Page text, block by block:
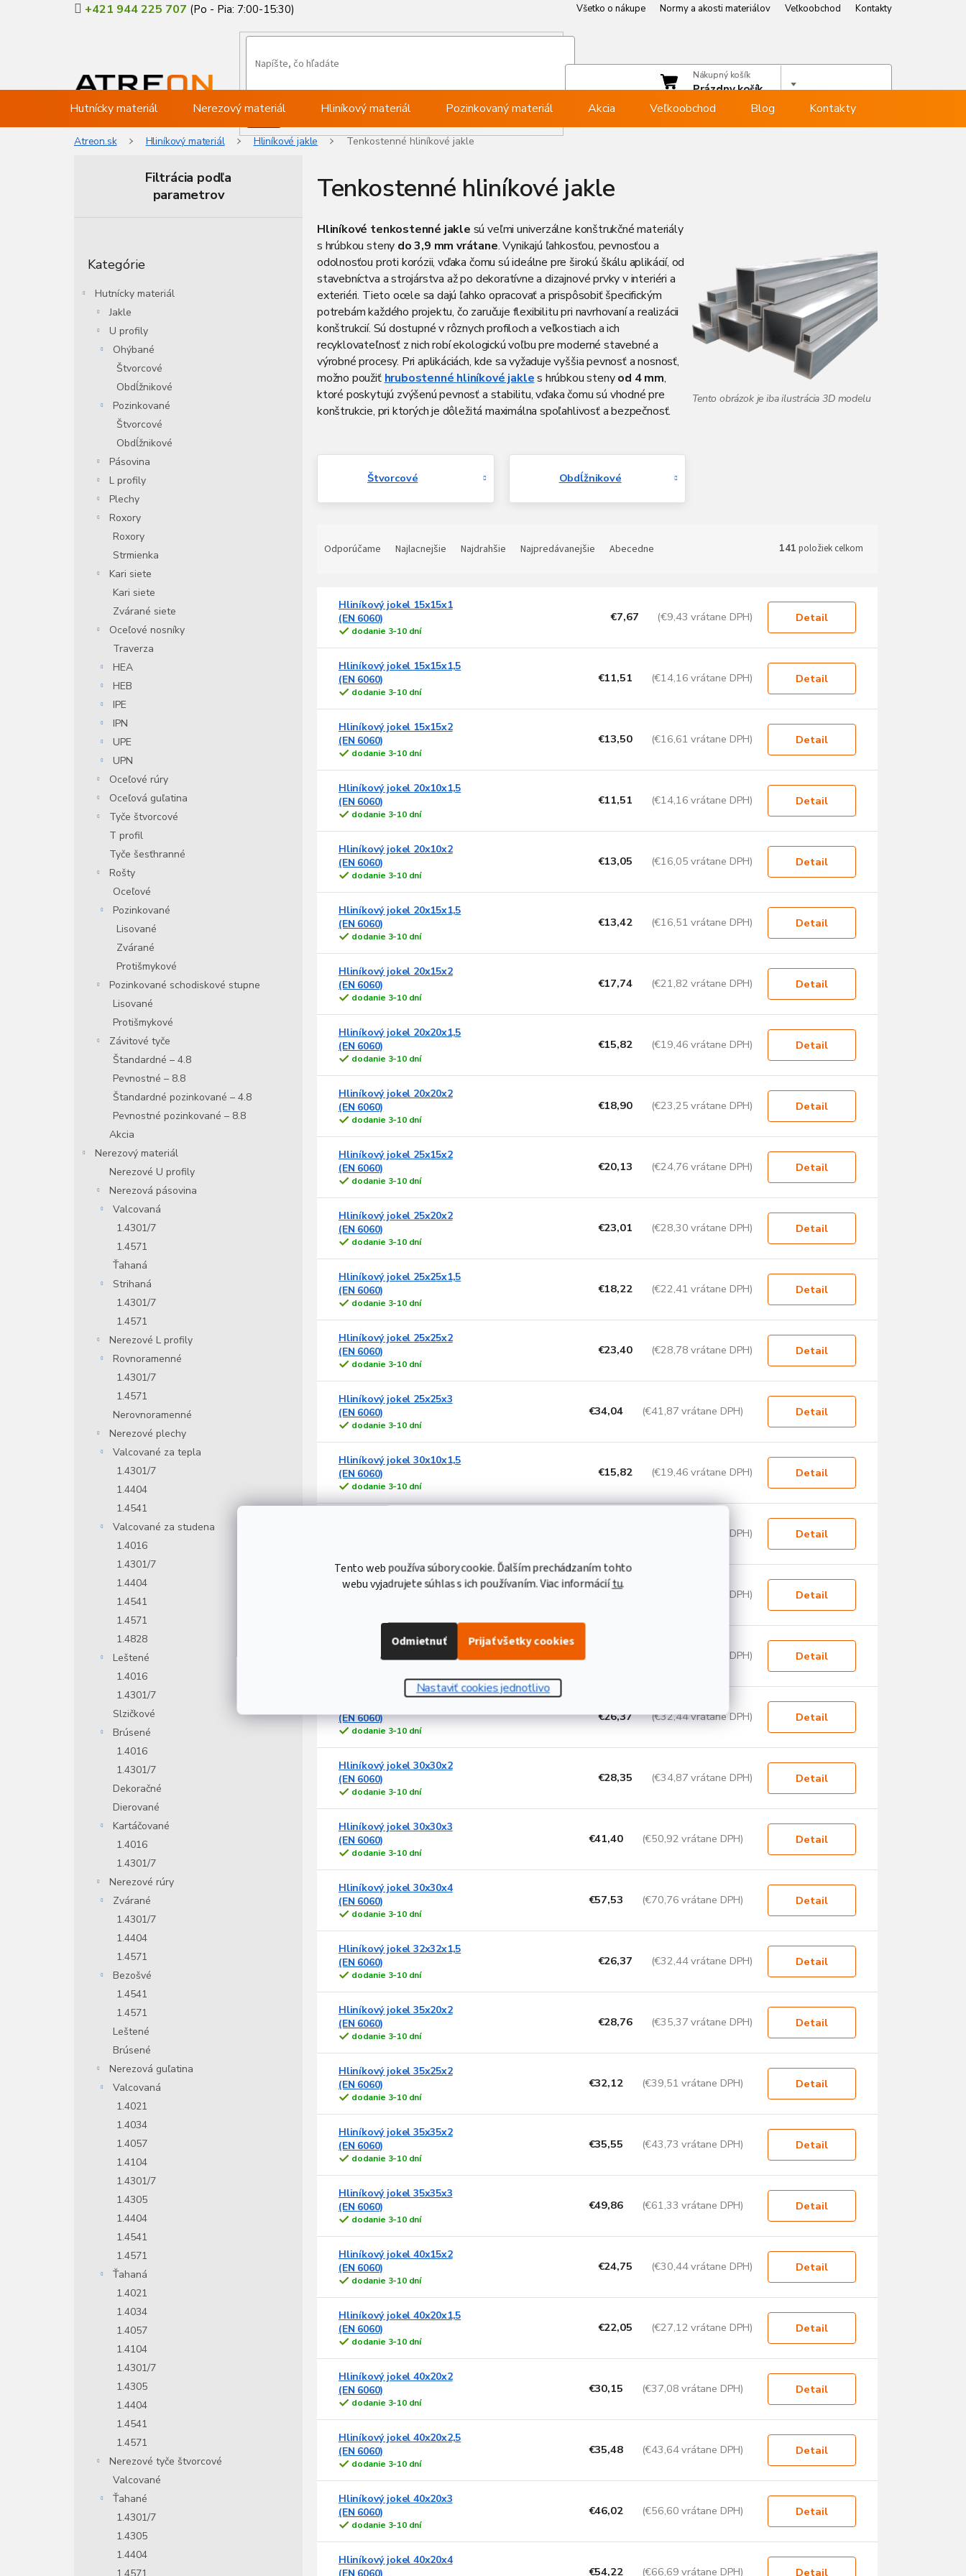
Tento web používa súbory cookie. Ďalším prechádzaním tohto
webu vyjadrujete súhlas s ich používaním. Viac informáciítu.
Nastaviť cookies jednotlivo
Odmietnuť Prijať všetky cookies
+421 944 225 707 Všetko o nákupe Normy a akosti materiálov Veľkoobchod
Kontakty
Prihlásiť sa
Nákupný košík
Prázdny košík
Hutnícky materiál Nerezový materiál Hliníkový materiál Pozinkovaný materiál Akcia Veľkoobchod Blog Kontakty
Atreon.sk Hliníkový materiál Hliníkové jakle Tenkostenné hliníkové jakle
Filtrácia podľa
parametrov
kategórie
Kategórie
Hutnícky materiál
Jakle
U profily
Ohýbané
Štvorcové
Obdĺžnikové
Pozinkované
Štvorcové
Obdĺžnikové
Pásovina
L profily
Plechy
Roxory
Roxory
Strmienka
Kari siete
Kari siete
Zvárané siete
Oceľové nosníky
Traverza
HEA
HEB
IPE
IPN
UPE
UPN
Oceľové rúry
Oceľová guľatina
Tyče štvorcové
T profil
Tyče šesťhranné
Rošty
Oceľové
Pozinkované
Lisované
Zvárané
Protišmykové
Pozinkované schodiskové stupne
Lisované
Protišmykové
Závitové tyče
Štandardné – 4.8
Pevnostné – 8.8
Štandardné pozinkované – 4.8
Pevnostné pozinkované – 8.8
Akcia
Nerezový materiál
Nerezové U profily
Nerezová pásovina
Valcovaná
1.4301/7
1.4571
Ťahaná
Strihaná
1.4301/7
1.4571
Nerezové L profily
Rovnoramenné
1.4301/7
1.4571
Nerovnoramenné
Nerezové plechy
Valcované za tepla
1.4301/7
1.4404
1.4541
Valcované za studena
1.4016
1.4301/7
1.4404
1.4541
1.4571
1.4828
Leštené
1.4016
1.4301/7
Slzičkové
Brúsené
1.4016
1.4301/7
Dekoračné
Dierované
Kartáčované
1.4016
1.4301/7
Nerezové rúry
Zvárané
1.4301/7
1.4404
1.4571
Bezošvé
1.4541
1.4571
Leštené
Brúsené
Nerezová guľatina
Valcovaná
1.4021
1.4034
1.4057
1.4104
1.4301/7
1.4305
1.4404
1.4541
1.4571
Ťahaná
1.4021
1.4034
1.4057
1.4104
1.4301/7
1.4305
1.4404
1.4541
1.4571
Nerezové tyče štvorcové
Valcované
Ťahané
1.4301/7
1.4305
1.4404
Tenkostenné hliníkové jakle
Hliníkové tenkostenné jakle sú veľmi univerzálne konštrukčné materiály
s hrúbkou steny do 3,9 mm vrátane. Vynikajú ľahkosťou, pevnosťou a
odolnosťou proti korózii, vďaka čomu sú ideálne pre širokú škálu aplikácií, od
stavebníctva a strojárstva až po dekoratívne a dizajnové prvky v interiéri a
exteriéri. Tieto ocele sa dajú ľahko opracovať a prispôsobiť špecifickým
potrebám každého projektu, čo zaručuje flexibilitu pri navrhovaní a realizácii
konštrukcií. Sú dostupné v rôznych profiloch a veľkostiach a ich
recyklovateľnosť z nich robí ekologickú voľbu pre moderné stavebné a
výrobné procesy. Pri aplikáciách, kde sa vyžaduje vyššia pevnosť a nosnosť,
možno použiť hrubostenné hliníkové jakles hrúbkou stenyod 4 mm,
ktoré poskytujú zvýšenú pevnosť a stabilitu, vďaka čomu sú vhodné pre
konštrukcie, pri ktorých je dôležitá maximálna spoľahlivosť a bezpečnosť.
Štvorcové Obdĺžnikové
u
v
Odporúčame Najlacnejšie Najdrahšie Najpredávanejšie Abecedne 141 položiek celkom
o
t
Hliníkový jokel 15x15x1
(EN 6060)
dodanie 3-10 dní
€7,67 (€9,43 vrátane DPH) Detail
Hliníkový jokel 15x15x1,5
(EN 6060)
dodanie 3-10 dní
€11,51 (€14,16 vrátane DPH) Detail
Hliníkový jokel 15x15x2
(EN 6060)
dodanie 3-10 dní
€13,50 (€16,61 vrátane DPH) Detail
Hliníkový jokel 20x10x1,5
(EN 6060)
dodanie 3-10 dní
€11,51 (€14,16 vrátane DPH) Detail
Hliníkový jokel 20x10x2
(EN 6060)
dodanie 3-10 dní
€13,05 (€16,05 vrátane DPH) Detail
Hliníkový jokel 20x15x1,5
(EN 6060)
dodanie 3-10 dní
€13,42 (€16,51 vrátane DPH) Detail
Hliníkový jokel 20x15x2
(EN 6060)
dodanie 3-10 dní
€17,74 (€21,82 vrátane DPH) Detail
Hliníkový jokel 20x20x1,5
(EN 6060)
dodanie 3-10 dní
€15,82 (€19,46 vrátane DPH) Detail
Hliníkový jokel 20x20x2
(EN 6060)
dodanie 3-10 dní
€18,90 (€23,25 vrátane DPH) Detail
Hliníkový jokel 25x15x2
(EN 6060)
dodanie 3-10 dní
€20,13 (€24,76 vrátane DPH) Detail
Hliníkový jokel 25x20x2
(EN 6060)
dodanie 3-10 dní
€23,01 (€28,30 vrátane DPH) Detail
Hliníkový jokel 25x25x1,5
(EN 6060)
dodanie 3-10 dní
€18,22 (€22,41 vrátane DPH) Detail
Hliníkový jokel 25x25x2
(EN 6060)
dodanie 3-10 dní
€23,40 (€28,78 vrátane DPH) Detail
Hliníkový jokel 25x25x3
(EN 6060)
dodanie 3-10 dní
€34,04 (€41,87 vrátane DPH) Detail
Hliníkový jokel 30x10x1,5
(EN 6060)
dodanie 3-10 dní
€15,82 (€19,46 vrátane DPH) Detail
(€20,34 vrátane DPH) Detail
Hliníkový jokel 30x15x2
(€26,57 vrátane DPH) Detail
Hliníkový jokel 30x20x2
(EN 6060)
(€30,44 vrátane DPH) Detail
(EN 6060)
dodanie 3-10 dní
€26,37 (€32,44 vrátane DPH) Detail
Hliníkový jokel 30x30x2
(EN 6060)
dodanie 3-10 dní
€28,35 (€34,87 vrátane DPH) Detail
Hliníkový jokel 30x30x3
(EN 6060)
dodanie 3-10 dní
€41,40 (€50,92 vrátane DPH) Detail
Hliníkový jokel 30x30x4
(EN 6060)
dodanie 3-10 dní
€57,53 (€70,76 vrátane DPH) Detail
Hliníkový jokel 32x32x1,5
(EN 6060)
dodanie 3-10 dní
€26,37 (€32,44 vrátane DPH) Detail
Hliníkový jokel 35x20x2
(EN 6060)
dodanie 3-10 dní
€28,76 (€35,37 vrátane DPH) Detail
Hliníkový jokel 35x25x2
(EN 6060)
dodanie 3-10 dní
€32,12 (€39,51 vrátane DPH) Detail
Hliníkový jokel 35x35x2
(EN 6060)
dodanie 3-10 dní
€35,55 (€43,73 vrátane DPH) Detail
Hliníkový jokel 35x35x3
(EN 6060)
dodanie 3-10 dní
€49,86 (€61,33 vrátane DPH) Detail
Hliníkový jokel 40x15x2
(EN 6060)
dodanie 3-10 dní
€24,75 (€30,44 vrátane DPH) Detail
Hliníkový jokel 40x20x1,5
(EN 6060)
dodanie 3-10 dní
€22,05 (€27,12 vrátane DPH) Detail
Hliníkový jokel 40x20x2
(EN 6060)
dodanie 3-10 dní
€30,15 (€37,08 vrátane DPH) Detail
Hliníkový jokel 40x20x2,5
(EN 6060)
dodanie 3-10 dní
€35,48 (€43,64 vrátane DPH) Detail
Hliníkový jokel 40x20x3
(EN 6060)
dodanie 3-10 dní
€46,02 (€56,60 vrátane DPH) Detail
Hliníkový jokel 40x20x4
(EN 6060)
€54,22 (€66,69 vrátane DPH) Detail